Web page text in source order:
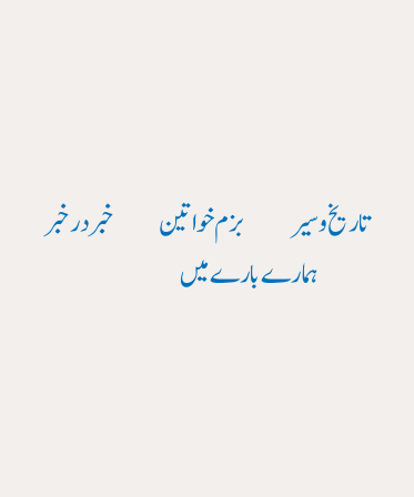
تاریخ وسیر بزم خواتین خبر در خبر
ہمارے بارے میں